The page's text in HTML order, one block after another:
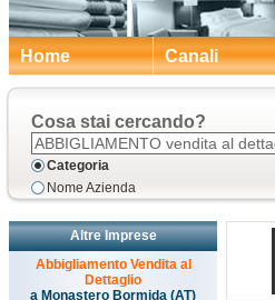
Home Canali
Cosa stai cercando?
Categoria
Nome Azienda
Altre Imprese
Abbigliamento Vendita al
Dettaglio
a Monastero Bormida (AT)